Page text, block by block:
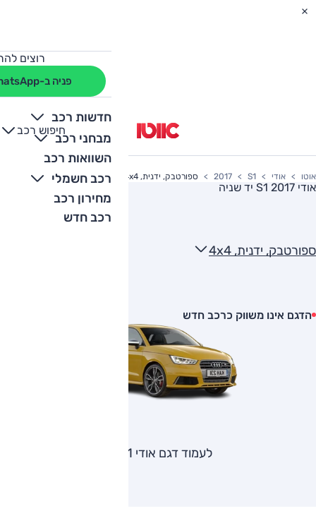
רוצים
פניה ב-WhatsApp
חדשות רכב
מבחני רכב
השוואות רכב
רכב חשמלי
מחירון רכב
רכב חדש
חיפוש רכב
+
-
אוטו אודי S1
2017 ספורטבק, ידנית, 4x4
אודי S1 2017 יד שניה
ספורטבק, ידנית, 4x4
הדגם אינו משווק כרכב חדש
לעמוד דגם אודי S1